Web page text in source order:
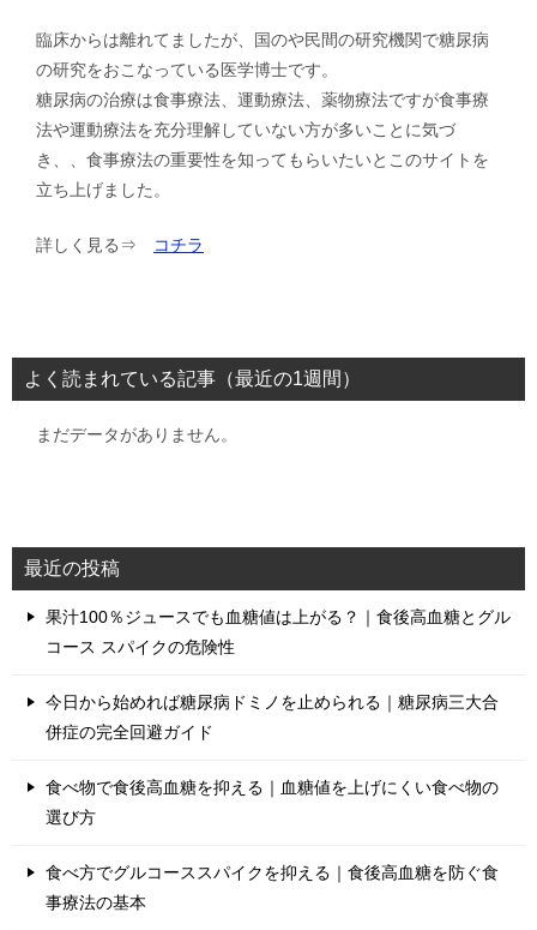
臨床からは離れてましたが、国のや民間の研究機関で糖尿病
の研究をおこなっている医学博士です。
糖尿病の治療は食事療法、運動療法、薬物療法ですが食事療
法や運動療法を充分理解していない方が多いことに気づ
き、、食事療法の重要性を知ってもらいたいとこのサイトを
立ち上げました。
詳しく見る⇒ コチラ
よく読まれている記事（最近の1週間）
まだデータがありません。
最近の投稿
果汁100％ジュースでも血糖値は上がる？｜食後高血糖とグル
コース スパイクの危険性
今日から始めれば糖尿病ドミノを止められる｜糖尿病三大合
併症の完全回避ガイド
食べ物で食後高血糖を抑える｜血糖値を上げにくい食べ物の
選び方
食べ方でグルコーススパイクを抑える｜食後高血糖を防ぐ食
事療法の基本